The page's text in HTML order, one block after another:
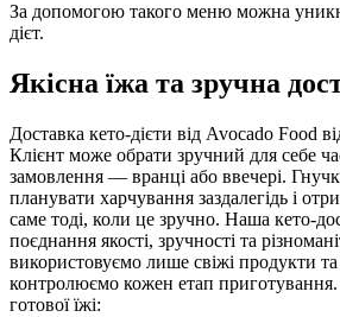
За допомогою такого меню можна
дієт.
Якісна їжа та зручна
Доставка кето-дієти від Avocado Food
Клієнт може обрати зручний для себе
замовлення — вранці або ввечері.
планувати харчування заздалегідь і
саме тоді, коли це зручно. Наша кето-
поєднання якості, зручності та
використовуємо лише свіжі продукти
контролюємо кожен етап
готової їжі: